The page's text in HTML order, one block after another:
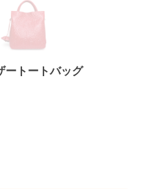
ートートバッグ